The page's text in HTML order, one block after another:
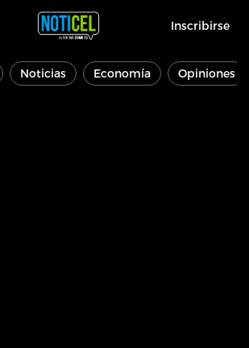
Inscribirse
Noticias Economía Opiniones